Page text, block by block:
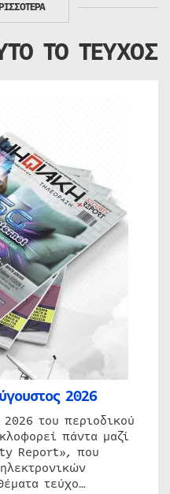
ΤΟ ΤΕΥΧΟΣ
2026
του περιοδικού
πάντα μαζί
Report», που
τεύχο…